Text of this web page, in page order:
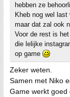
hebben ze
Kheb nog wel last
maar dat zal ook
Voor de rest is
die lelijke
op game
Zeker weten.
Samen met Niko
Game werkt goed